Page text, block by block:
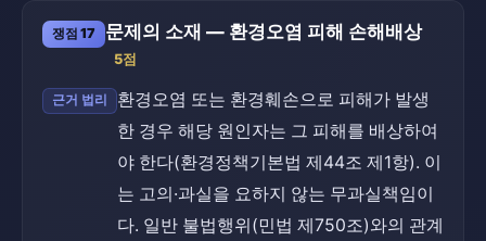
쟁점 17 문제의 소재 — 환경오염 피해 손해배상
5점
근거 법리
환경오염 또는 환경훼손으로 피해가 발생
한 경우 해당 원인자는 그 피해를 배상하여
야 한다(환경정책기본법 제44조 제1항). 이
는 고의·과실을 요하지 않는 무과실책임이
다. 일반 불법행위(민법 제750조)와의 관계